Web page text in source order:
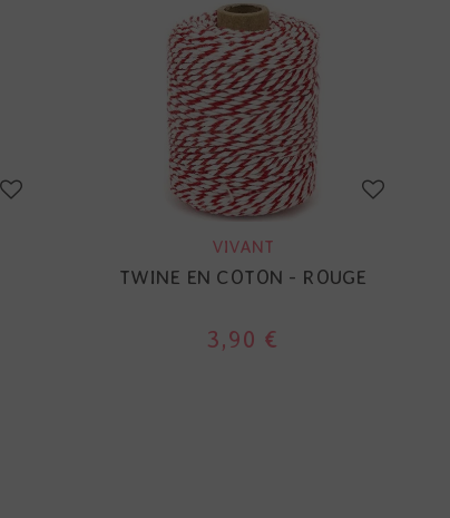
VIVANT
TWINE EN COTON - ROUGE
3,90 €